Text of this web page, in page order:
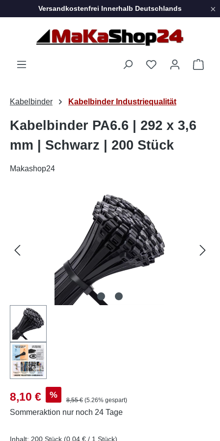
Zum Hauptinhalt springen
Versandkostenfrei Innerhalb Deutschlands ×
Kabelbinder Kabelbinder Industriequalität
Kabelbinder PA6.6 | 292 x 3,6
mm | Schwarz | 200 Stück
Makashop24
Bildergalerie überspringen
Verkaufspreis:
8,10 € % Regulärer Preis:
8,55 € (5.26% gespart)
Sommeraktion nur noch 24 Tage
Inhalt: 200 Stück (0,04 € / 1 Stück)